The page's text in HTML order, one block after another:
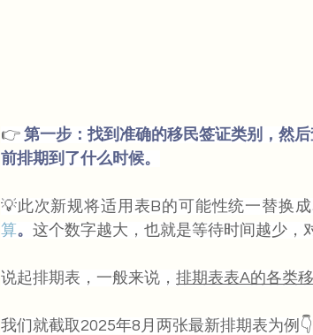
👉 第一步：找到准确的移民签证类别，然
前排期到了什么时候。
💡此次新规将适用表B的可能性统一替换
算。 这个数字越大，也就是等待时间越少，
说起排期表，一般来说， 排期表表A的各类
我们就截取2025年8月两张最新排期表为例👇